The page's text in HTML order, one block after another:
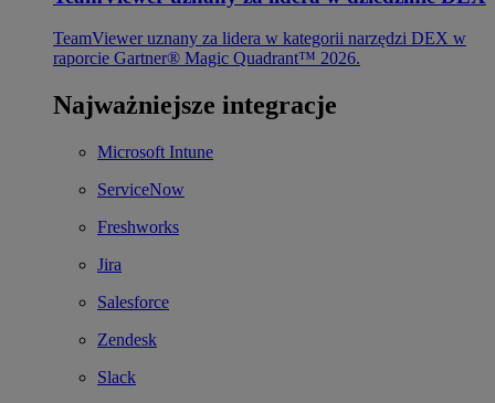
TeamViewer uznany za lidera w kategorii narzędzi DEX w
raporcie Gartner® Magic Quadrant™ 2026.
Najważniejsze integracje
Microsoft Intune
ServiceNow
Freshworks
Jira
Salesforce
Zendesk
Slack